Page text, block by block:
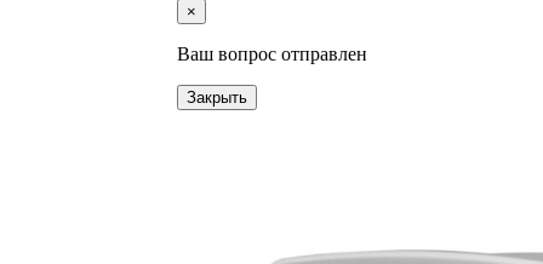
×
Ваш вопрос отправлен
Закрыть